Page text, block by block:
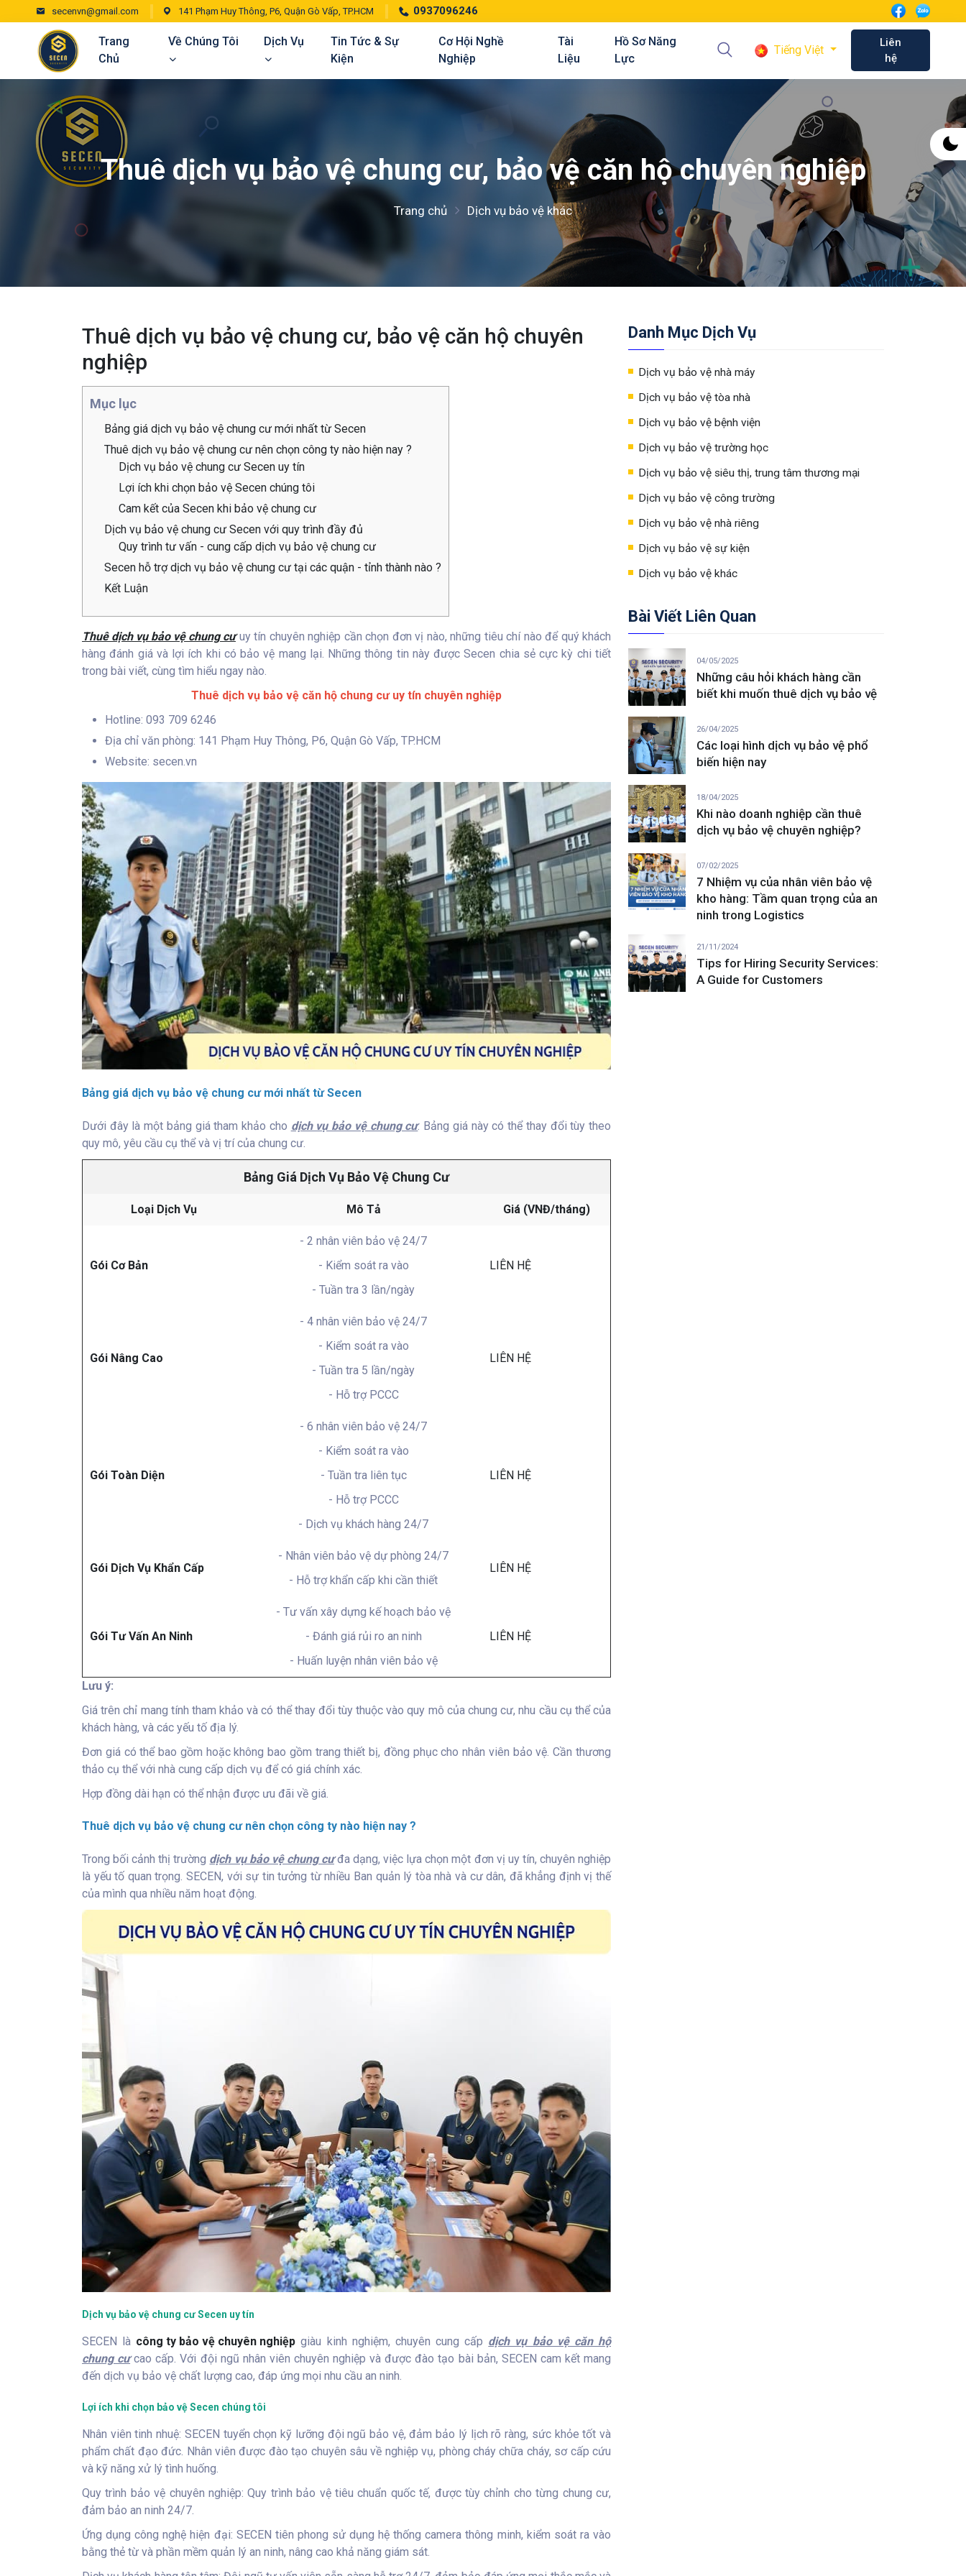
secenvn@gmail.com 141 Phạm Huy Thông, P6, Quận Gò Vấp, TP.HCM 0937096246
Trang
Chủ
Về Chúng Tôi Dịch Vụ
Tin Tức & Sự
Kiện
Cơ Hội Nghề
Nghiệp
Tài
Liệu
Hồ Sơ Năng
Lực
Tiếng Việt
Liên
hệ
Thuê dịch vụ bảo vệ chung cư, bảo vệ căn hộ chuyên nghiệp
Trang chủ Dịch vụ bảo vệ khác
Thuê dịch vụ bảo vệ chung cư, bảo vệ căn hộ chuyên
nghiệp
Mục lục
Bảng giá dịch vụ bảo vệ chung cư mới nhất từ Secen
Thuê dịch vụ bảo vệ chung cư nên chọn công ty nào hiện nay ?
Dịch vụ bảo vệ chung cư Secen uy tín
Lợi ích khi chọn bảo vệ Secen chúng tôi
Cam kết của Secen khi bảo vệ chung cư
Dịch vụ bảo vệ chung cư Secen với quy trình đầy đủ
Quy trình tư vấn - cung cấp dịch vụ bảo vệ chung cư
Secen hỗ trợ dịch vụ bảo vệ chung cư tại các quận - tỉnh thành nào ?
Kết Luận
Thuê dịch vụ bảo vệ chung cưuy tín chuyên nghiệp cần chọn đơn vị nào, những tiêu chí nào để quý khách
hàng đánh giá và lợi ích khi có bảo vệ mang lại. Những thông tin này được Secen chia sẻ cực kỳ chi tiết
trong bài viết, cùng tìm hiểu ngay nào.
Thuê dịch vụ bảo vệ căn hộ chung cư uy tín chuyên nghiệp
Hotline: 093 709 6246
Địa chỉ văn phòng: 141 Phạm Huy Thông, P6, Quận Gò Vấp, TP.HCM
Website: secen.vn
Bảng giá dịch vụ bảo vệ chung cư mới nhất từ Secen
Dưới đây là một bảng giá tham khảo cho dịch vụ bảo vệ chung cư. Bảng giá này có thể thay đổi tùy theo
quy mô, yêu cầu cụ thể và vị trí của chung cư.
Bảng Giá Dịch Vụ Bảo Vệ Chung Cư
Loại Dịch Vụ Mô Tả Giá (VNĐ/tháng)
Gói Cơ Bản
- 2 nhân viên bảo vệ 24/7
- Kiểm soát ra vào
- Tuần tra 3 lần/ngày
LIÊN HỆ
Gói Nâng Cao
- 4 nhân viên bảo vệ 24/7
- Kiểm soát ra vào
- Tuần tra 5 lần/ngày
- Hỗ trợ PCCC
LIÊN HỆ
Gói Toàn Diện
- 6 nhân viên bảo vệ 24/7
- Kiểm soát ra vào
- Tuần tra liên tục
- Hỗ trợ PCCC
- Dịch vụ khách hàng 24/7
LIÊN HỆ
Gói Dịch Vụ Khẩn Cấp
- Nhân viên bảo vệ dự phòng 24/7
- Hỗ trợ khẩn cấp khi cần thiết
LIÊN HỆ
Gói Tư Vấn An Ninh
- Tư vấn xây dựng kế hoạch bảo vệ
- Đánh giá rủi ro an ninh
- Huấn luyện nhân viên bảo vệ
LIÊN HỆ
Lưu ý:
Giá trên chỉ mang tính tham khảo và có thể thay đổi tùy thuộc vào quy mô của chung cư, nhu cầu cụ thể của
khách hàng, và các yếu tố địa lý.
Đơn giá có thể bao gồm hoặc không bao gồm trang thiết bị, đồng phục cho nhân viên bảo vệ. Cần thương
thảo cụ thể với nhà cung cấp dịch vụ để có giá chính xác.
Hợp đồng dài hạn có thể nhận được ưu đãi về giá.
Thuê dịch vụ bảo vệ chung cư nên chọn công ty nào hiện nay ?
Trong bối cảnh thị trường dịch vụ bảo vệ chung cưđa dạng, việc lựa chọn một đơn vị uy tín, chuyên nghiệp
là yếu tố quan trọng. SECEN, với sự tin tưởng từ nhiều Ban quản lý tòa nhà và cư dân, đã khẳng định vị thế
của mình qua nhiều năm hoạt động.
Dịch vụ bảo vệ chung cư Secen uy tín
SECEN là công ty bảo vệ chuyên nghiệp giàu kinh nghiệm, chuyên cung cấp dịch vụ bảo vệ căn hộ
chung cưcao cấp. Với đội ngũ nhân viên chuyên nghiệp và được đào tạo bài bản, SECEN cam kết mang
đến dịch vụ bảo vệ chất lượng cao, đáp ứng mọi nhu cầu an ninh.
Lợi ích khi chọn bảo vệ Secen chúng tôi
Nhân viên tinh nhuệ: SECEN tuyển chọn kỹ lưỡng đội ngũ bảo vệ, đảm bảo lý lịch rõ ràng, sức khỏe tốt và
phẩm chất đạo đức. Nhân viên được đào tạo chuyên sâu về nghiệp vụ, phòng cháy chữa cháy, sơ cấp cứu
và kỹ năng xử lý tình huống.
Quy trình bảo vệ chuyên nghiệp: Quy trình bảo vệ tiêu chuẩn quốc tế, được tùy chỉnh cho từng chung cư,
đảm bảo an ninh 24/7.
Ứng dụng công nghệ hiện đại: SECEN tiên phong sử dụng hệ thống camera thông minh, kiểm soát ra vào
bằng thẻ từ và phần mềm quản lý an ninh, nâng cao khả năng giám sát.
Danh Mục Dịch Vụ
Dịch vụ bảo vệ nhà máy
Dịch vụ bảo vệ tòa nhà
Dịch vụ bảo vệ bệnh viện
Dịch vụ bảo vệ trường học
Dịch vụ bảo vệ siêu thị, trung tâm thương mại
Dịch vụ bảo vệ công trường
Dịch vụ bảo vệ nhà riêng
Dịch vụ bảo vệ sự kiện
Dịch vụ bảo vệ khác
Bài Viết Liên Quan
04/05/2025
Những câu hỏi khách hàng cần
biết khi muốn thuê dịch vụ bảo vệ
26/04/2025
Các loại hình dịch vụ bảo vệ phổ
biến hiện nay
18/04/2025
Khi nào doanh nghiệp cần thuê
dịch vụ bảo vệ chuyên nghiệp?
07/02/2025
7 Nhiệm vụ của nhân viên bảo vệ
kho hàng: Tầm quan trọng của an
ninh trong Logistics
21/11/2024
Tips for Hiring Security Services:
A Guide for Customers